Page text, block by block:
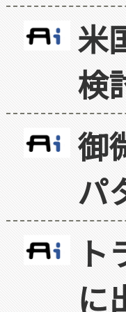
米
検
御
パ
に